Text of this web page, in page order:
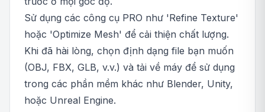
Sử dụng các công cụ PRO như 'Refine Texture'
hoặc 'Optimize Mesh' để cải thiện chất lượng.
Khi đã hài lòng, chọn định dạng file bạn muốn
(OBJ, FBX, GLB, v.v.) và tải về máy để sử dụng
trong các phần mềm khác như Blender, Unity,
hoặc Unreal Engine.